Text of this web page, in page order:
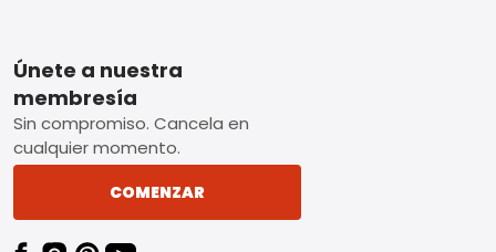
Footer
Únete a nuestra
membresía
Sin compromiso. Cancela en
cualquier momento.
COMENZAR